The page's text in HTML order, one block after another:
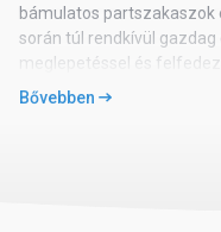
bámulatos partszakaszok
során túl rendkívül
meglepetéssel és
elhelyezkedése és
Bővebben